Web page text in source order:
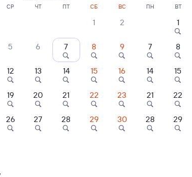
7,4
поездов Ишим — Вологда-1
Вологда-1 — Ишим
на 4 ноября. Отправление и прибытие по местному
Проходящий
вокзал)
22:09
7, 9, 11 августа
СР ЧТ ПТ СБ ВС
1 2
5 6 7 8 9
12 13 14 15 16
19 20 21 22 23
26 27 28 29 30
ПН ВТ
1
7 8
14 15
21 22
28 29